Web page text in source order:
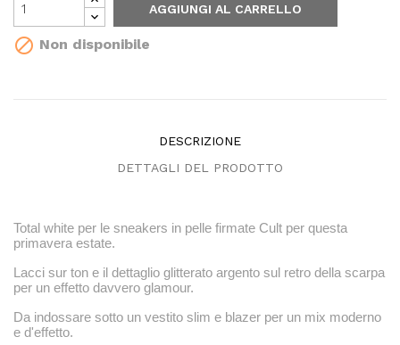
AGGIUNGI AL CARRELLO
 Non disponibile
DESCRIZIONE
DETTAGLI DEL PRODOTTO
Total white per le sneakers in pelle firmate Cult per questa
primavera estate.
Lacci sur ton e il dettaglio glitterato argento sul retro della scarpa
per un effetto davvero glamour.
Da indossare sotto un vestito slim e blazer per un mix moderno
e d'effetto.